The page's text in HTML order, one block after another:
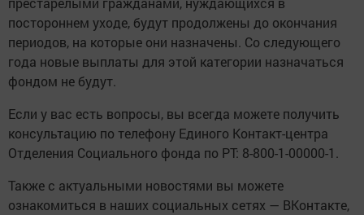
постороннем уходе, будут продолжены до окончания
периодов, на которые они назначены. Со следующего
года новые выплаты для этой категории назначаться
фондом не будут.
Если у вас есть вопросы, вы всегда можете получить
консультацию по телефону Единого Контакт-центра
Отделения Социального фонда по РТ: 8-800-1-00000-1.
Также с актуальными новостями вы можете
ознакомиться в наших социальных сетях — ВКонтакте,